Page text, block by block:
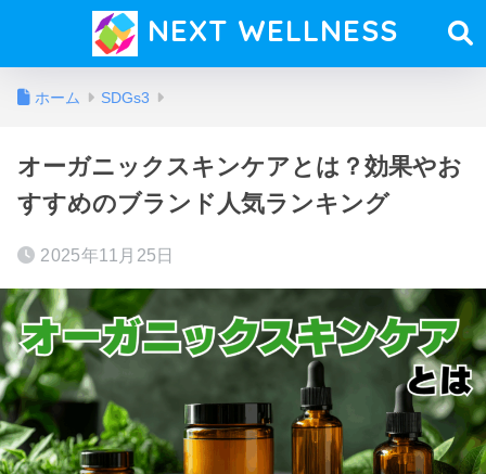
NEXT WELLNESS
ホーム SDGs3
オーガニックスキンケアとは？効果やお
すすめのブランド人気ランキング
2025年11月25日